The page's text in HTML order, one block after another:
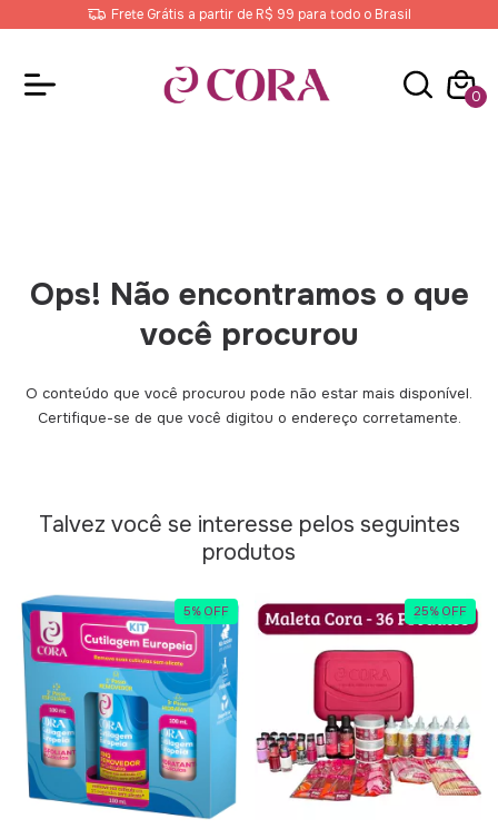
Frete Grátis a partir de R$ 99 para todo o Brasil
0
Ops! Não encontramos o que
você procurou
O conteúdo que você procurou pode não estar mais disponível.
Certifique-se de que você digitou o endereço corretamente.
Talvez você se interesse pelos seguintes
produtos
5% OFF 25% OFF